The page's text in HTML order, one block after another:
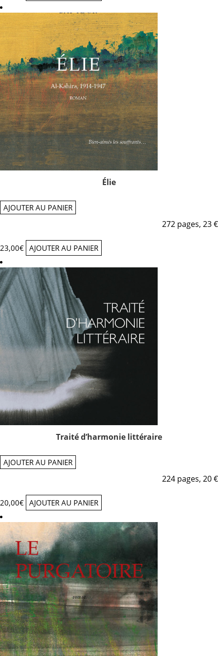
Élie
AJOUTER AU PANIER
272 pages, 23 €
23,00€ AJOUTER AU PANIER
Traité d’harmonie littéraire
AJOUTER AU PANIER
224 pages, 20 €
20,00€ AJOUTER AU PANIER